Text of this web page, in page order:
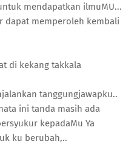
mendapatkan ilmuMU...
dapat memperoleh kembali
di kekang takkala
tanggungjawapku..
ini tanda masih ada
kepadaMu Ya
ku berubah,..